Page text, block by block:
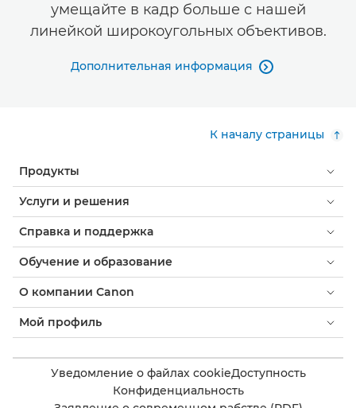
умещайте в кадр больше с нашей
линейкой широкоугольных объективов.
Дополнительная информация 
К началу страницы
Продукты
Услуги и решения
Справка и поддержка
Обучение и образование
О компании Canon
Мой профиль
Уведомление о файлах cookieДоступность
Конфиденциальность